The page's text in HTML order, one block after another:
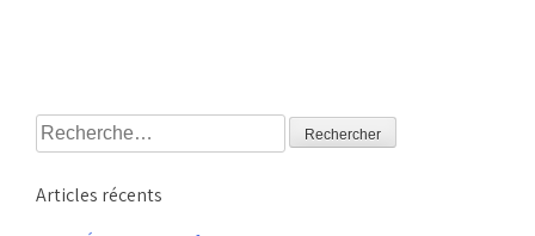
Rechercher :
Articles récents